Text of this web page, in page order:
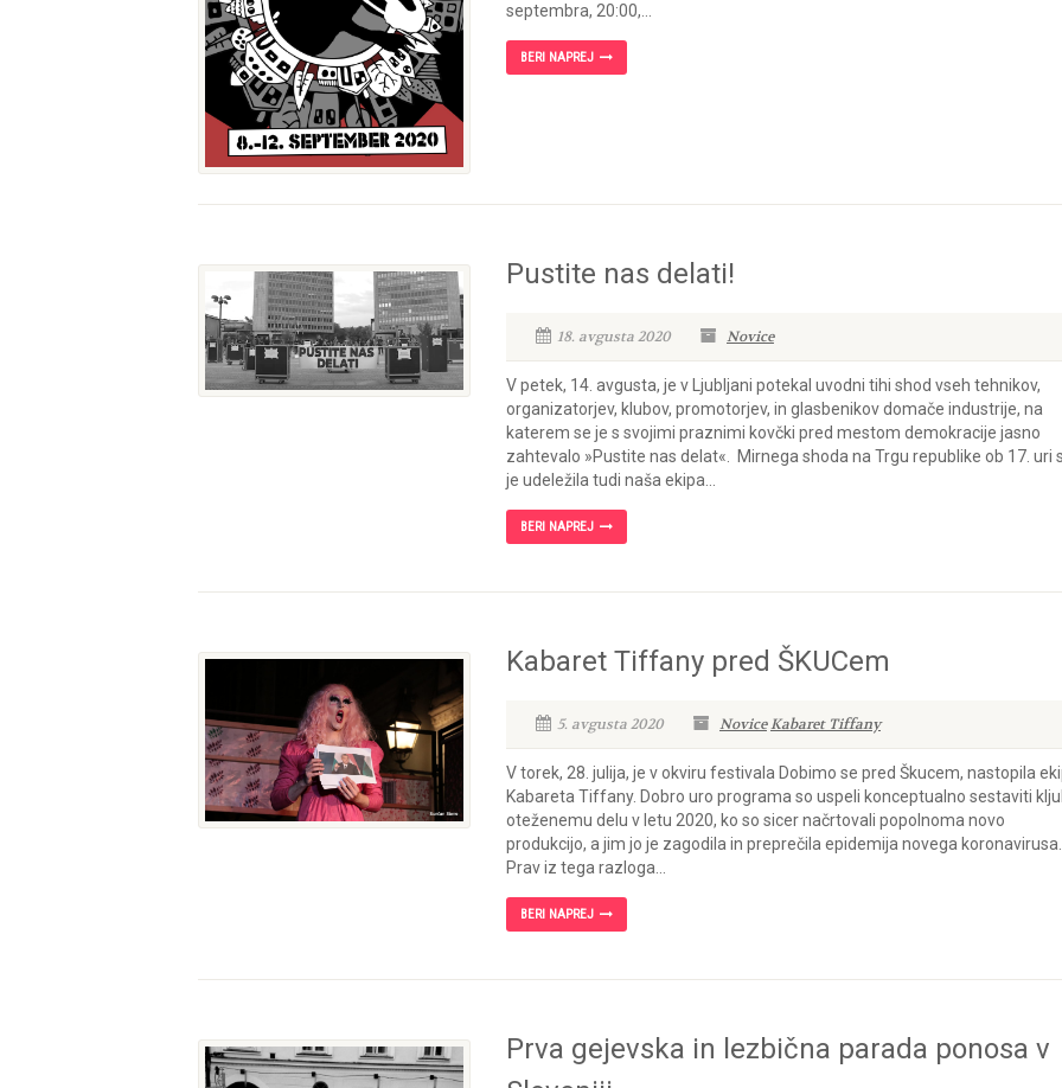
septembra, 20:00,...
BERI NAPREJ
Pustite nas delati!
18. avgusta 2020 Novice
V petek, 14. avgusta, je v Ljubljani potekal uvodni tihi shod vseh tehnikov,
organizatorjev, klubov, promotorjev, in glasbenikov domače industrije, na
katerem se je s svojimi praznimi kovčki pred mestom demokracije jasno
zahtevalo »Pustite nas delat«. Mirnega shoda na Trgu republike ob 17. uri
je udeležila tudi naša ekipa...
BERI NAPREJ
Kabaret Tiffany pred ŠKUCem
5. avgusta 2020 NoviceKabaret Tiffany
V torek, 28. julija, je v okviru festivala Dobimo se pred Škucem, nastopila
Kabareta Tiffany. Dobro uro programa so uspeli konceptualno sestaviti
oteženemu delu v letu 2020, ko so sicer načrtovali popolnoma novo
produkcijo, a jim jo je zagodila in preprečila epidemija novega koronavirusa.
Prav iz tega razloga...
BERI NAPREJ
Prva gejevska in lezbična parada ponosa v